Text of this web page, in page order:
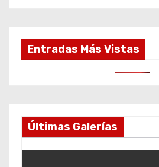
Entradas Más Vistas
Últimas Galerías